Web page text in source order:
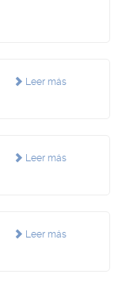
Leer más
Leer más
Leer más